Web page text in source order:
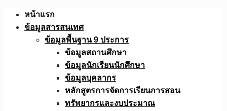
Skip
หน้าแรก
ข้อมูลสารสนเทศ
ข้อมูลพื้นฐาน 9 ประการ
ข้อมูลสถานศึกษา
ข้อมูลนักเรียนนักศึกษา
ข้อมูลบุคลากร
หลักสูตรการจัดการเรียนการสอน
ทรัพยากรและงบประมาณ